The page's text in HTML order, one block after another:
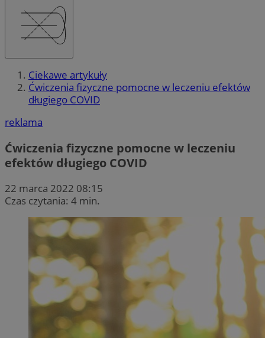
Ciekawe artykuły
Ćwiczenia fizyczne pomocne w leczeniu efektów
długiego COVID
reklama
Ćwiczenia fizyczne pomocne w leczeniu
efektów długiego COVID
22 marca 2022 08:15
Czas czytania: 4 min.